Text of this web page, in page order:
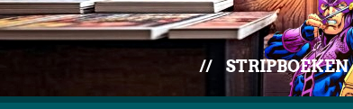
// STRIPBOEKEN